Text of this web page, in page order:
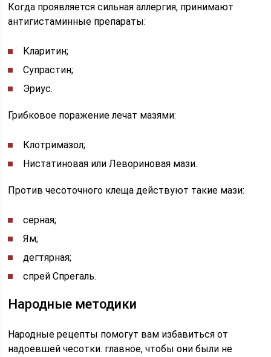
Когда проявляется сильная аллергия, принимают
антигистаминные препараты:
Кларитин;
Супрастин;
Эриус.
Грибковое поражение лечат мазями:
Клотримазол;
Нистатиновая или Левориновая мази.
Против чесоточного клеща действуют такие мази:
серная;
Ям;
дегтярная;
спрей Спрегаль.
Народные методики
Народные рецепты помогут вам избавиться от
надоевшей чесотки. главное, чтобы они были не